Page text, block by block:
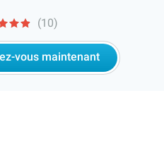
(10)
vous maintenant